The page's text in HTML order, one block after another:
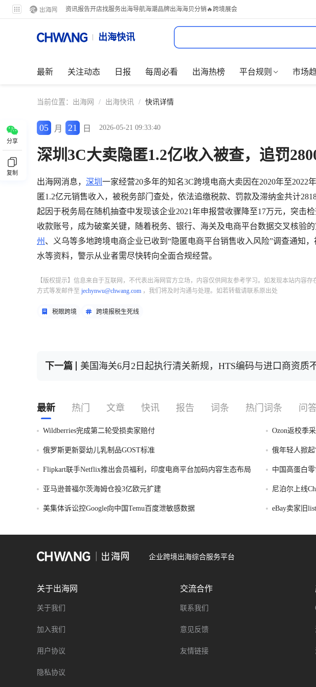
资讯报告开店找服务出海导航海潮品牌出海海贝分销 🔥跨境展会
出海快讯
最新 关注动态 日报 每周必看 出海热榜 平台规则 市场
当前位置： 出海网 / 出海快讯 / 快讯详情
分享
复制
05 月 21 日 2026-05-21 09:33:40
深圳3C大卖隐匿1.2亿收入被查，追罚
出海网消息， 深圳 一家经营20多年的知名3C跨境电商大卖因在2020年至2022
匿1.2亿元销售收入，被税务部门查处，依法追缴税款、罚款及滞纳金共计
起因于税务局在随机抽查中发现该企业2021年申报营收骤降至17万元，突击
收款账号，成为破案关键，随着税务、银行、海关及电商平台数据交叉核验
州 、义乌等多地跨境电商企业已收到“隐匿电商平台销售收入风险”调查通知
水等资料，警示从业者需尽快转向全面合规经营。
【版权提示】信息来自于互联网，不代表出海网官方立场，内容仅供网友参考学习。如发现本站内容
方式等发邮件至 jechynwu@chwang.com ，我们将及时沟通与处理。如若转载请联系原出处
税眼跨境 跨境报税生死线
下一篇 美国海关6月2日起执行清关新规，HTS编码与进口商资质
最新 热门 文章 快讯 报告 词条 热门词条 问答
Wildberries完成第二轮受损卖家赔付 Ozon返校季
俄罗斯更新婴幼儿乳制品GOST标准 俄年轻人掀
Flipkart联手Netflix推出会员福利，印度电商平台加码内容生态布局 中国高蛋白
亚马逊普福尔茨海姆仓投3亿欧元扩建 尼泊尔上线
美集体诉讼控Google向中国Temu百度泄敏感数据
eBay卖家旧
企业跨境出海综合服务平台
关于出海网
关于我们
加入我们
用户协议
隐私协议
交流合作
联系我们
意见反馈
友情链接